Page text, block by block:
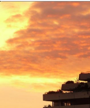
A
N
M
E
N
U
K
T
O
C
O
N